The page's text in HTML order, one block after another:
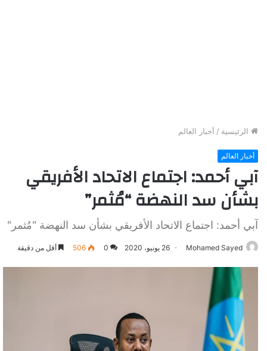
الرئيسية / أخبار العالم
أخبار العالم
آبي أحمد: اجتماع الاتحاد الأفريقي
بشأن سد النهضة “مُثمر”
آبي أحمد: اجتماع الاتحاد الأفريقي بشأن سد النهضة "مُثمر"
Mohamed Sayed 26 يونيو، 2020 0
506 أقل من دقيقة